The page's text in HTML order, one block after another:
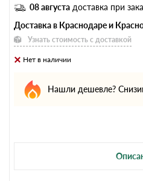
08 августа доставка при
Доставка в Краснодаре и
Узнать стоимость с доставкой
Нет в наличии
Нашли дешевле?